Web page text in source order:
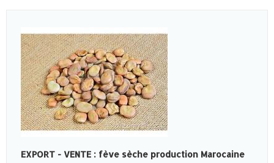
EXPORT - VENTE : fève sèche production Marocaine